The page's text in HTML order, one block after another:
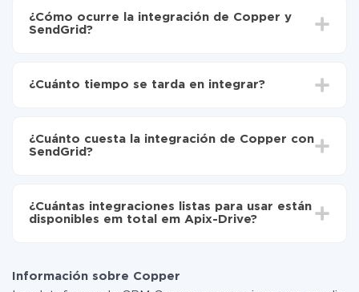
¿Cómo ocurre la integración de Copper y
SendGrid?
Elija qué datos transferir de Copper a SendGrid
de Copper a SendGrid
¿Cuánto tiempo se tarda en integrar?
oscilar entre 5 y 30 minutos. En promedio, la
configuración tarda entre 10 y 15 minutos.
¿Cuánto cuesta la integración de Copper con
SendGrid?
tarifas. Usted solo paga por la cantidad de datos que
realmente se transfieren de uno de sus sistemas a otro
manera segura un plan de tarifa gratuita o cambiar a
uno de pago, si es necesario. Más detalles sobre
¿Cuántas integraciones listas para usar están
disponibles em total em Apix-Drive?
Información sobre Copper